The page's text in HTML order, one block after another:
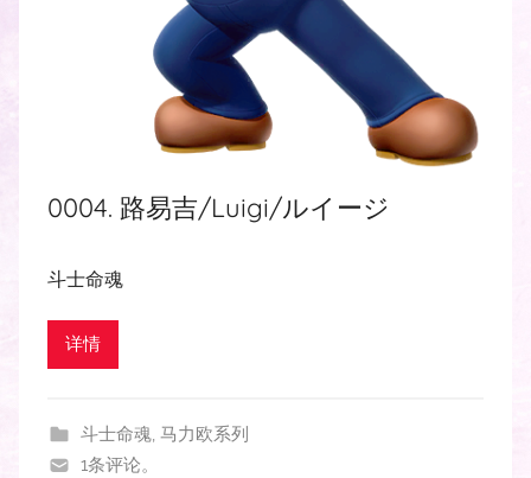
0004. 路易吉/Luigi/ルイージ
斗士命魂
详情
斗士命魂, 马力欧系列
1条评论。